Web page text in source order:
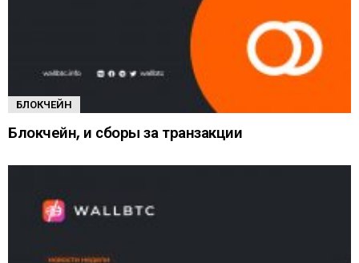
БЛОКЧЕЙН
Блокчейн, и сборы за транзакции